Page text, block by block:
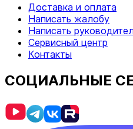
Доставка и оплата
Написать жалобу
Написать
Сервисный центр
Контакты
СОЦИАЛЬНЫЕ